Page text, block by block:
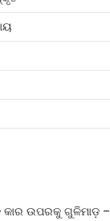
କାର ଉପରକୁ ଗୁଳିମାଡ଼ –